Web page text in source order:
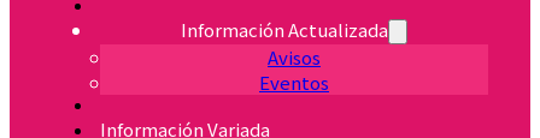
Información Actualizada
Avisos
Eventos
Información Variada